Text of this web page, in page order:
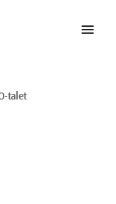
menu
talet